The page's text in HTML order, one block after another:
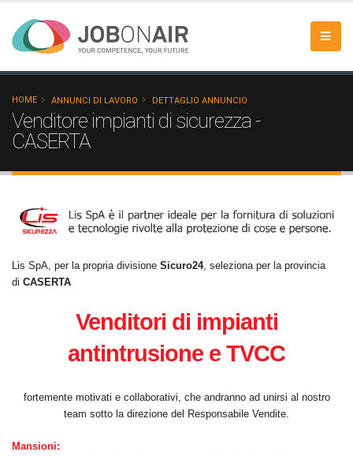
HOME ANNUNCI DI LAVORO DETTAGLIO ANNUNCIO
Venditore impianti di sicurezza -
CASERTA
Lis SpA, per la propria divisione Sicuro24, seleziona per la provincia
di CASERTA
Venditori di impianti
antintrusione e TVCC
fortemente motivati e collaborativi, che andranno ad unirsi al nostro
team sotto la direzione del Responsabile Vendite.
Mansioni: